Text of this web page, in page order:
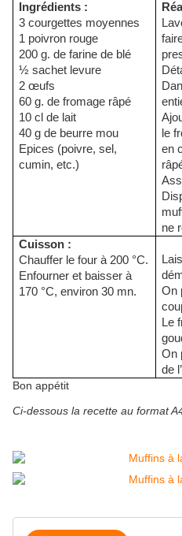
Ingrédients :
3 courgettes moyennes
1 poivron rouge
200 g. de farine de blé
½ sachet levure
2 œufs
60 g. de fromage râpé
10 cl de lait
40 g de beurre mou
Epices (poivre, sel,
cumin, etc.)
le
en
ne
Cuisson :
Chauffer le four à 200 °C.
Enfourner et baisser à
170 °C, environ 30 mn.
On
Le
On
de
Bon appétit
Ci-dessous la recette au format